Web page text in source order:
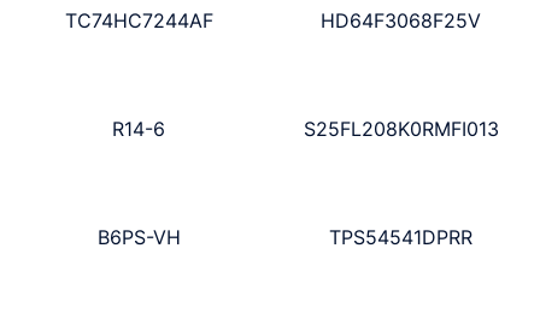
TC74HC7244AF HD64F3068F25V
R14-6 S25FL208K0RMFI013
B6PS-VH TPS54541DPRR